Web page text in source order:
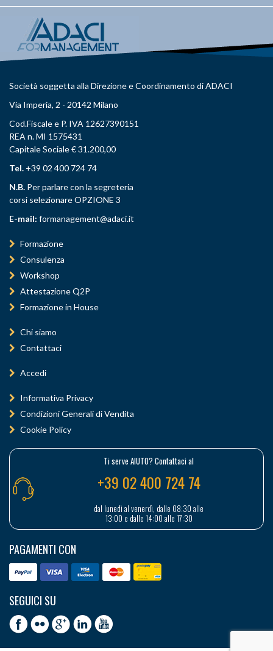
Società soggetta alla Direzione e Coordinamento di ADACI
Via Imperia, 2 - 20142 Milano
Cod.Fiscale e P. IVA 12627390151
REA n. MI 1575431
Capitale Sociale € 31.200,00
Tel. +39 02 400 724 74
N.B. Per parlare con la segreteria
corsi selezionare OPZIONE 3
E-mail: formanagement@adaci.it
Formazione
Consulenza
Workshop
Attestazione Q2P
Formazione in House
Chi siamo
Contattaci
Accedi
Informativa Privacy
Condizioni Generali di Vendita
Cookie Policy
Ti serve AIUTO? Contattaci al
+39 02 400 724 74
dal lunedì al venerdì, dalle 08:30 alle
13:00 e dalle 14:00 alle 17:30
PAGAMENTI CON
SEGUICI SU